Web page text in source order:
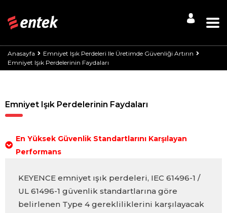
Anasayfa
Emniyet Işık Perdeleri Ile Üretimde Güvenliği Artırın
Emniyet Işık Perdelerinin Faydaları
Emniyet Işık Perdelerinin Faydaları
En Yüksek Güvenlik Standartlarını Karşılayan
Performans
KEYENCE emniyet ışık perdeleri, IEC 61496-1 /
UL 61496-1 güvenlik standartlarına göre
belirlenen Type 4 gerekliliklerini karşılayacak